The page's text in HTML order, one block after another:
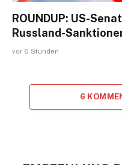
ROUNDUP: US-
Russland-
vor 6 Stunden
6